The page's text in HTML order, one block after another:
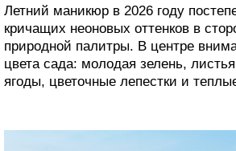
Летний маникюр в 2026 году
кричащих неоновых оттенков в
природной палитры. В центре
цвета сада: молодая зелень,
ягоды, цветочные лепестки и